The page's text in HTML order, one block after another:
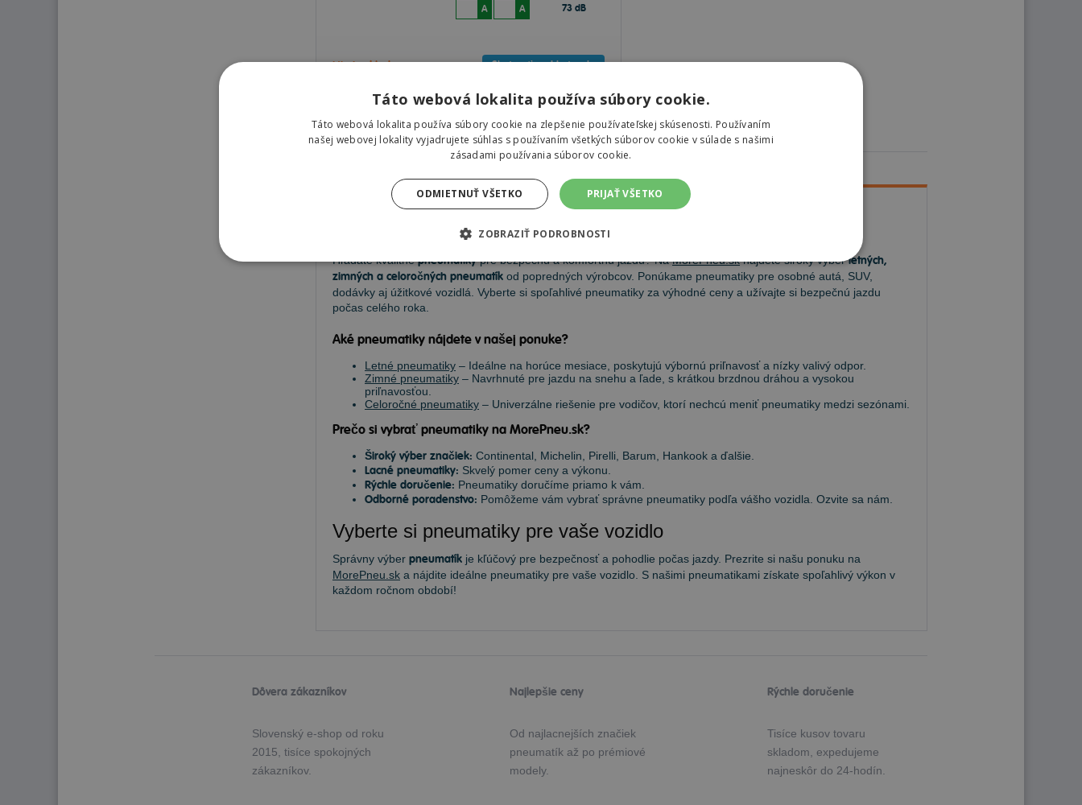
A A 73 dB
Nie je skladom Sledovať naskladnenie
253,04 €
Hľadáte kvalitnépneumatikypre bezpečnú a komfortnú jazdu? NaMorePneu.sknájdete široký výberletných,
zimných a celoročných pneumatík od popredných výrobcov. Ponúkame pneumatiky pre osobné autá, SUV,
dodávky aj úžitkové vozidlá. Vyberte si spoľahlivé pneumatiky za výhodné ceny a užívajte si bezpečnú jazdu
počas celého roka.
Aké pneumatiky nájdete v našej ponuke?
Letné pneumatiky – Ideálne na horúce mesiace, poskytujú výbornú priľnavosť a nízky valivý odpor.
Zimné pneumatiky – Navrhnuté pre jazdu na snehu a ľade, s krátkou brzdnou dráhou a vysokou
priľnavosťou.
Celoročné pneumatiky – Univerzálne riešenie pre vodičov, ktorí nechcú meniť pneumatiky medzi sezónami.
Prečo si vybrať pneumatiky na MorePneu.sk?
Široký výber značiek: Continental, Michelin, Pirelli, Barum, Hankook a ďalšie.
Lacné pneumatiky: Skvelý pomer ceny a výkonu.
Rýchle doručenie: Pneumatiky doručíme priamo k vám.
Odborné poradenstvo: Pomôžeme vám vybrať správne pneumatiky podľa vášho vozidla. Ozvite sa nám.
Vyberte si pneumatiky pre vaše vozidlo
Správny výber pneumatík je kľúčový pre bezpečnosť a pohodlie počas jazdy. Prezrite si našu ponuku na
MorePneu.sk a nájdite ideálne pneumatiky pre vaše vozidlo. S našimi pneumatikami získate spoľahlivý výkon v
každom ročnom období!
Dôvera zákazníkov
Slovenský e-shop od roku
2015, tisíce spokojných
zákazníkov.
Najlepšie ceny
Od najlacnejších značiek
pneumatík až po prémiové
modely.
Rýchle doručenie
Tisíce kusov tovaru
skladom, expedujeme
najneskôr do 24-hodín.
Táto webová lokalita používa súbory cookie.
Táto webová lokalita používa súbory cookie na zlepšenie používateľskej skúsenosti. Používaním
našej webovej lokality vyjadrujete súhlas s používaním všetkých súborov cookie v súlade s našimi
zásadami používania súborov cookie.
PRIJAŤ VŠETKO
ODMIETNUŤ VŠETKO
ZOBRAZIŤ PODROBNOSTI